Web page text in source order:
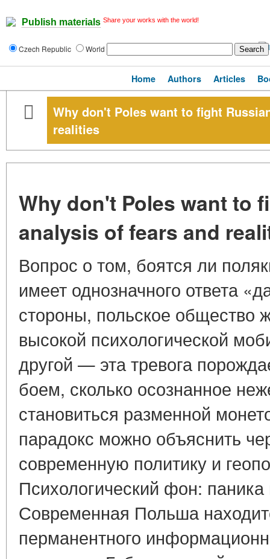
Publish materials Share your works with the world!
Czech Republic World
Home Authors Articles
Why don't Poles want to fight
realities
Why don't Poles want to
analysis of fears and
Вопрос о том, боятся ли
имеет однозначного ответа
стороны, польское общество
высокой психологической
другой — эта тревога
боем, сколько осознанное
становиться разменной
парадокс можно объяснить
современную политику и
Психологический фон:
Современная Польша
перманентного